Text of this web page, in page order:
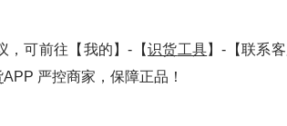
，可前往【我的】-【识货工具】-【联系
APP 严控商家，保障正品！